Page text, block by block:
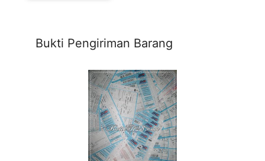
Bukti Pengiriman Barang